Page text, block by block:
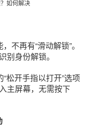
再有“滑动解锁”。
别身份解锁。
开手指以打开”选项
主屏幕，无需按下